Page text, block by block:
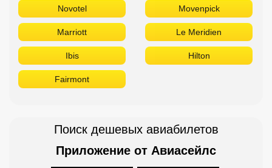
Novotel Movenpick
Marriott Le Meridien
Ibis Hilton
Fairmont
Поиск дешевых авиабилетов
Приложение от Авиасейлс